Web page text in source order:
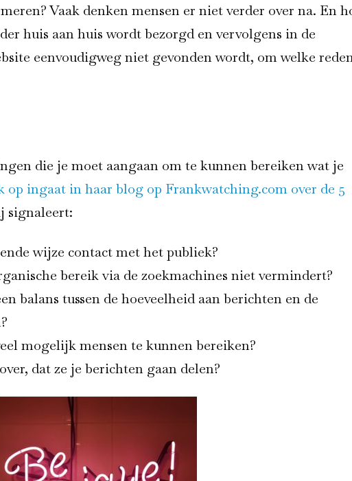
Vaak denken mensen er niet verder over na. En
huis aan huis wordt bezorgd en vervolgens in de
eenvoudigweg niet gevonden wordt, om welke
die je moet aangaan om te kunnen bereiken wat je
op ingaat in haar blog op Frankwatching.com over de 5
signaleert:
wijze contact met het publiek?
bereik via de zoekmachines niet vermindert?
balans tussen de hoeveelheid aan berichten en de
mogelijk mensen te kunnen bereiken?
dat ze je berichten gaan delen?